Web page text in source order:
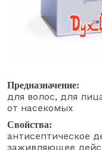
Предназначение:
для волос для
от насекомых
Свойства:
антисептическое
заживляющее